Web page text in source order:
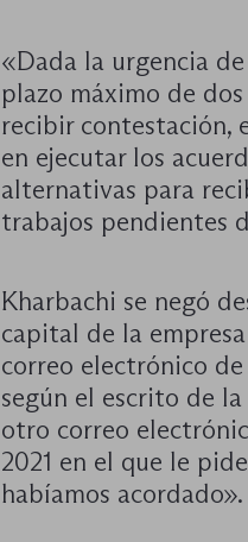
«Dada la urgencia
plazo máximo de
recibir contestación,
en ejecutar los
alternativas para
trabajos pendientes
Kharbachi se negó
capital de la
correo electrónico
según el escrito de
otro correo
2021 en el que le
habíamos acordado».